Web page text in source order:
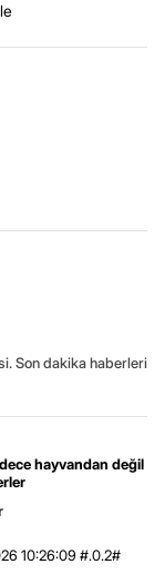
Son dakika haberleri
hayvandan değil
10:26:09 #.0.2#